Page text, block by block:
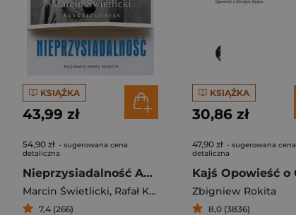
KSIĄŻKA
43,99 zł
54,90 zł - sugerowana cena
detaliczna
Nieprzysiadalność Autobiografia
Marcin Świetlicki, Rafał Księżyk
7,4 (266)
KSIĄŻKA
30,86 zł
47,90 zł - sugerowana cena
detaliczna
Zbigniew Rokita
8,0 (3836)